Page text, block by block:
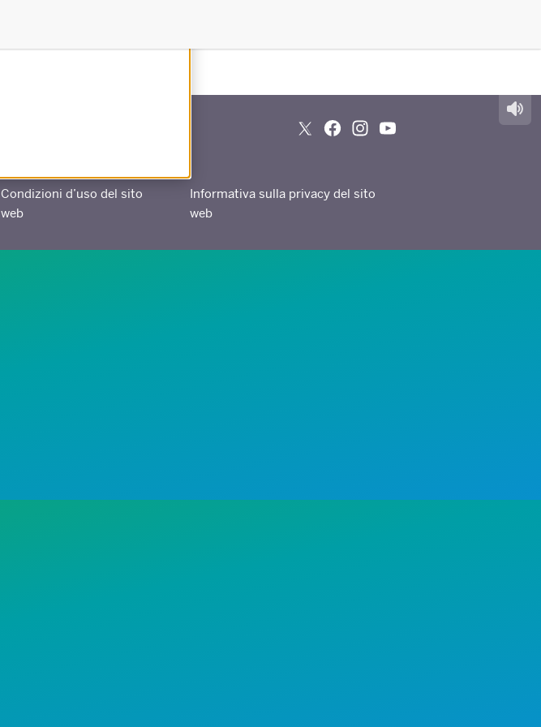
Condizioni d’uso del sito
web
Informativa sulla privacy del sito
web